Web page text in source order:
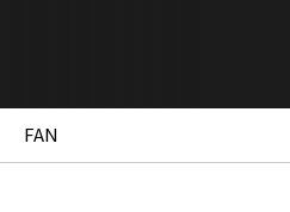
FAN